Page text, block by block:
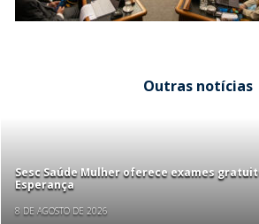
Outras notícias
Sesc Saúde Mulher oferece exames
Esperança
8 DE AGOSTO DE 2026